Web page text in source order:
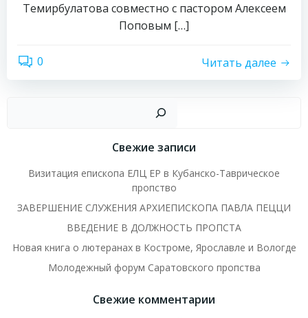
Темирбулатова совместно с пастором Алексеем
Поповым […]
0 Читать далее
Свежие записи
Визитация епископа ЕЛЦ ЕР в Кубанско-Таврическое
пропство
ЗАВЕРШЕНИЕ СЛУЖЕНИЯ АРХИЕПИСКОПА ПАВЛА ПЕЦЦИ
ВВЕДЕНИЕ В ДОЛЖНОСТЬ ПРОПСТА
Новая книга о лютеранах в Костроме, Ярославле и Вологде
Молодежный форум Саратовского пропства
Свежие комментарии